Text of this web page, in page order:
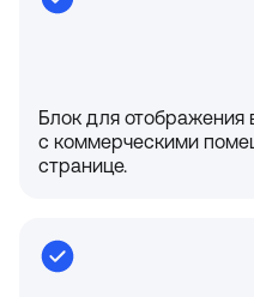
Блок для отображения
с коммерческими
странице.